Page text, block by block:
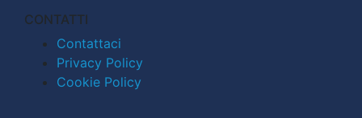
CONTATTI
Contattaci
Privacy Policy
Cookie Policy